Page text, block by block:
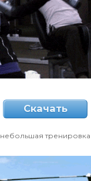
Скачать
небольшая тренировка